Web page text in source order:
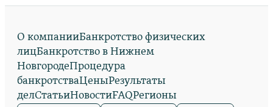
О компанииБанкротство физических
лицБанкротство в Нижнем
НовгородеПроцедура
банкротстваЦеныРезультаты
делСтатьиНовостиFAQРегионы